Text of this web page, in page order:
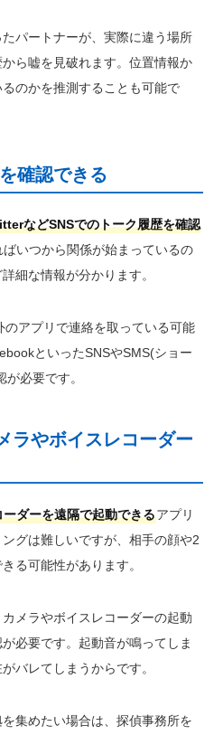
パートナーが、実際に違う場所
ら嘘を見破れます。位置情報か
のかを推測することも可能で
確認できる
などSNSでのトーク履歴を確認
いつから関係が始まっているの
細な情報が分かります。
アプリで連絡を取っている可能
といったSNSやSMS(ショー
必要です。
ラやボイスレコーダー
ダーを遠隔で起動できるアプリ
グは難しいですが、相手の顔や2
る可能性があります。
メラやボイスレコーダーの起動
必要です。起動音が鳴ってしま
バレてしまうからです。
集めたい場合は、探偵事務所を